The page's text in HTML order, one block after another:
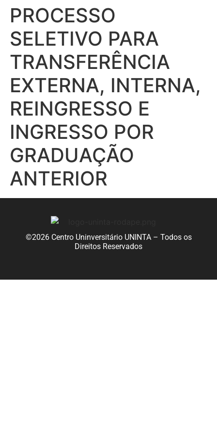
PROCESSO
SELETIVO PARA
TRANSFERÊNCIA
EXTERNA, INTERNA,
REINGRESSO E
INGRESSO POR
GRADUAÇÃO
ANTERIOR
©2026 Centro Uninversitário UNINTA – Todos os
Direitos Reservados